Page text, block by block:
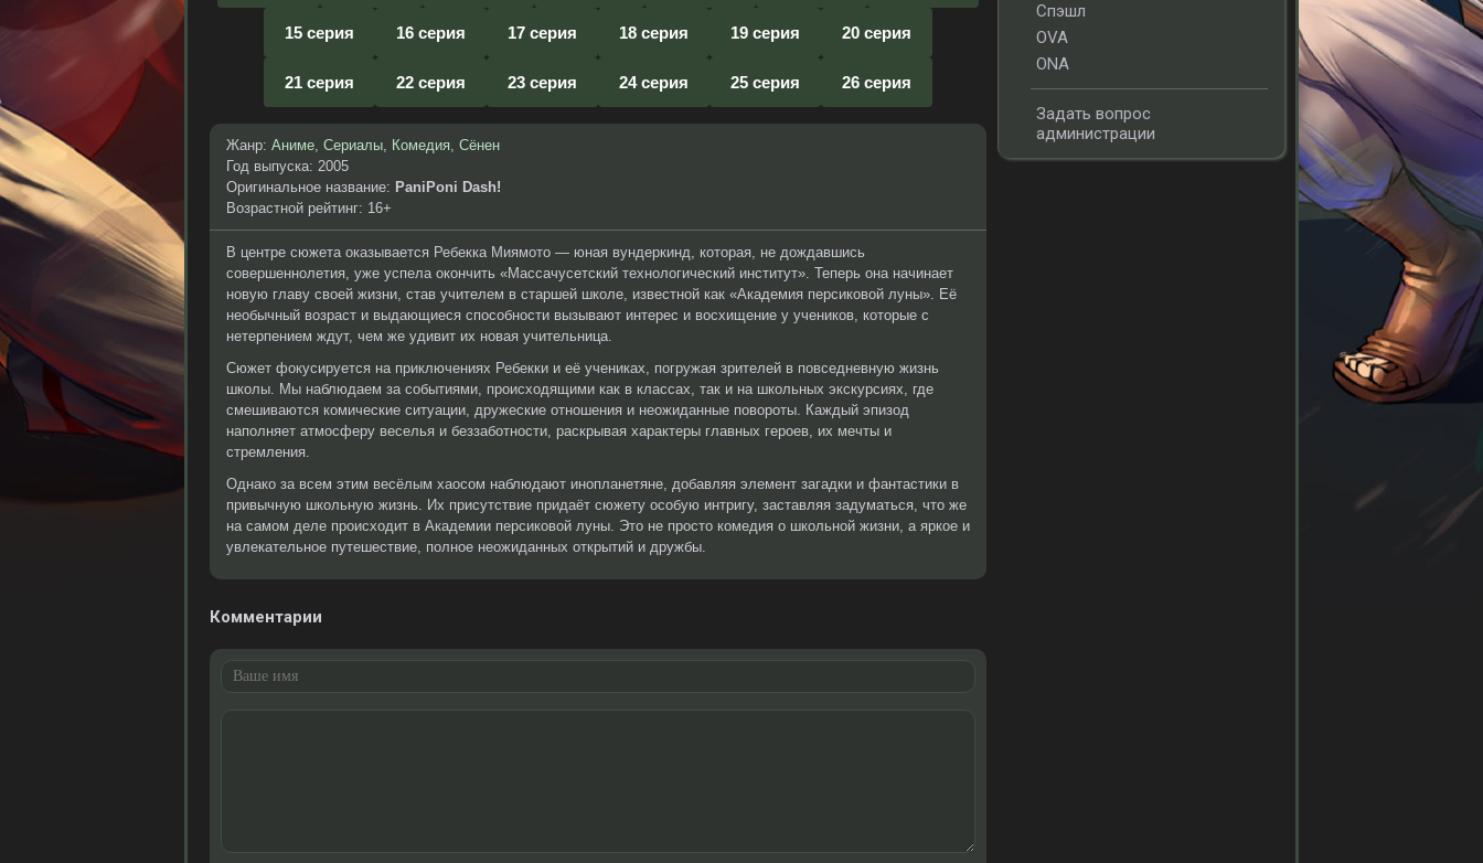
15 серия 16 серия 17 серия 18 серия 19 серия 20 серия
21 серия 22 серия 23 серия 24 серия 25 серия 26 серия
Жанр: Аниме, Сериалы, Комедия, Сёнен
Год выпуска: 2005
Оригинальное название: PaniPoni Dash!
Возрастной рейтинг: 16+
В центре сюжета оказывается Ребекка Миямото — юная вундеркинд, которая, не дождавшись
совершеннолетия, уже успела окончить «Массачусетский технологический институт». Теперь она начинает
новую главу своей жизни, став учителем в старшей школе, известной как «Академия персиковой луны». Её
необычный возраст и выдающиеся способности вызывают интерес и восхищение у учеников, которые с
нетерпением ждут, чем же удивит их новая учительница.
Сюжет фокусируется на приключениях Ребекки и её учениках, погружая зрителей в повседневную жизнь
школы. Мы наблюдаем за событиями, происходящими как в классах, так и на школьных экскурсиях, где
смешиваются комические ситуации, дружеские отношения и неожиданные повороты. Каждый эпизод
наполняет атмосферу веселья и беззаботности, раскрывая характеры главных героев, их мечты и
стремления.
Однако за всем этим весёлым хаосом наблюдают инопланетяне, добавляя элемент загадки и фантастики в
привычную школьную жизнь. Их присутствие придаёт сюжету особую интригу, заставляя задуматься, что же
на самом деле происходит в Академии персиковой луны. Это не просто комедия о школьной жизни, а яркое и
увлекательное путешествие, полное неожиданных открытий и дружбы.
Комментарии
Спэшл
OVA
ONA
Задать вопрос
администрации